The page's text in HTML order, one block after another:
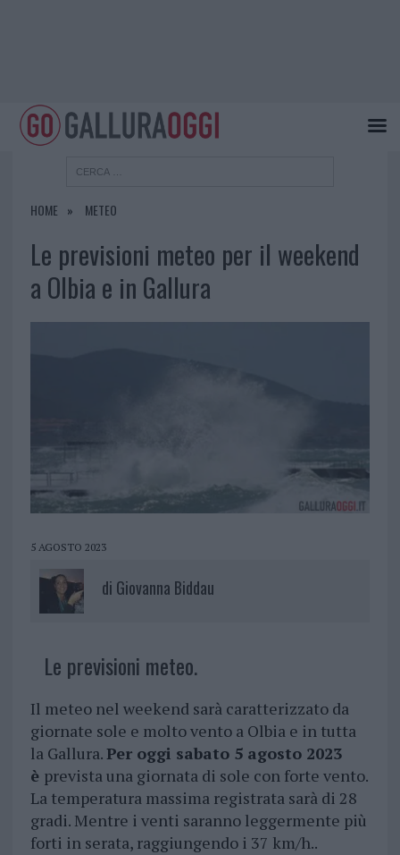
HOME METEO
Le previsioni meteo per il weekend
a Olbia e in Gallura
5 AGOSTO 2023
di Giovanna Biddau
Le previsioni meteo.
Il meteo nel weekend sarà caratterizzato da
giornate sole e molto vento a Olbia e in tutta
la Gallura.Per oggi sabato 5 agosto 2023
è prevista una giornata di sole con forte vento.
La temperatura massima registrata sarà di 28
gradi. Mentre i venti saranno leggermente più
forti in serata, raggiungendo i 37 km/h..